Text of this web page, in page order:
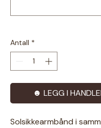
Antall *
☻ LEGG I
Solsikkearmbånd i